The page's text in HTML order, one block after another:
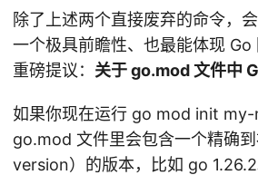
除了上述两个直接废弃的命令，
一个极具前瞻性、也最能体现 Go
重磅提议： 关于 go.mod 文件中
如果你现在运行 go mod init my-
go.mod 文件里会包含一个精确
version）的版本，比如 go 1.26.2